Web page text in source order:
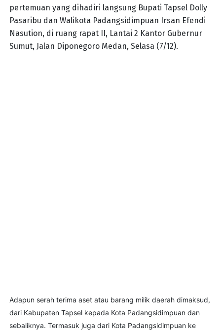
pertemuan yang dihadiri langsung Bupati Tapsel Dolly
Pasaribu dan Walikota Padangsidimpuan Irsan Efendi
Nasution, di ruang rapat II, Lantai 2 Kantor Gubernur
Sumut, Jalan Diponegoro Medan, Selasa (7/12).
Adapun serah terima aset atau barang milik daerah dimaksud,
dari Kabupaten Tapsel kepada Kota Padangsidimpuan dan
sebaliknya. Termasuk juga dari Kota Padangsidimpuan ke